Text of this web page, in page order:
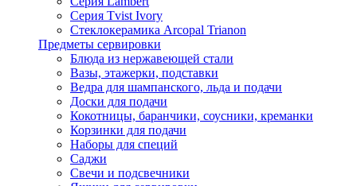
Серия Tvist Ivory
Стеклокерамика Arcopal Trianon
Предметы сервировки
Блюда из нержавеющей стали
Вазы, этажерки, подставки
Ведра для шампанского, льда и подачи
Доски для подачи
Кокотницы, баранчики, соусники, креманки
Корзинки для подачи
Наборы для специй
Саджи
Свечи и подсвечники